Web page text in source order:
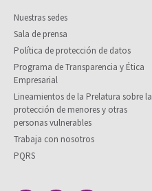
Nuestras sedes
Sala de prensa
Política de protección de datos
Programa de Transparencia y Ética
Empresarial
Lineamientos de la Prelatura sobre la
protección de menores y otras
personas vulnerables
Trabaja con nosotros
PQRS